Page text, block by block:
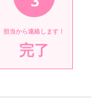
担当から連絡します！
完了